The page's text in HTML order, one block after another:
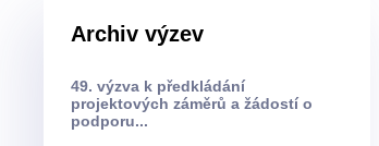
Archiv výzev
49. výzva k předkládání
projektových záměrů a žádostí o
podporu...